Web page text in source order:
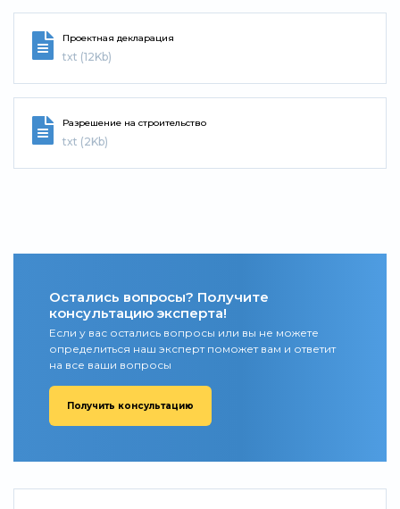
Проектная декларация
txt (12Kb)
Разрешение на строительство
txt (2Kb)
Остались вопросы? Получите
консультацию эксперта!
Если у вас остались вопросы или вы не можете
определиться наш эксперт поможет вам и ответит
на все ваши вопросы
Получить консультацию